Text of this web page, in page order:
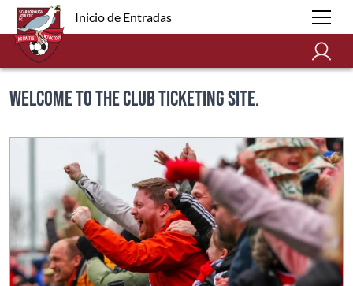
Inicio de Entradas
Welcome to the club ticketing site.